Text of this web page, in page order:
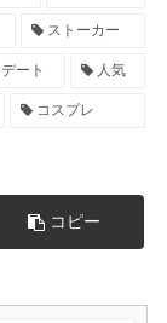
ストーカー
デート 人気
コスプレ
コピー